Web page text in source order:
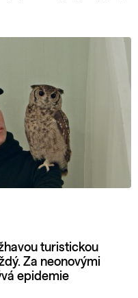
turistickou
Za neonovými
epidemie